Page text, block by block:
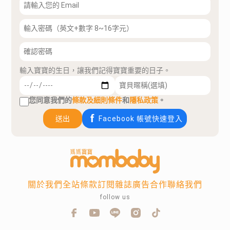
輸入寶寶的生日，讓我們記得寶寶重要的日子。
您同意我們的條款及細則條件和隱私政策 。
送出 Facebook 帳號快速登入
關於我們全站條款訂閱雜誌廣告合作聯絡我們
follow us